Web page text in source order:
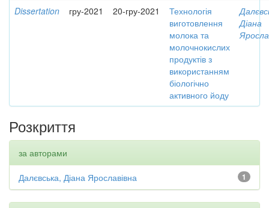
Dissertation гру-2021 20-гру-2021
Технологія
виготовлення
молока та
молочнокислих
продуктів з
використанням
біологічно
активного йоду
Діана
Розкриття
за авторами
1
Далєвська, Діана Ярославівна